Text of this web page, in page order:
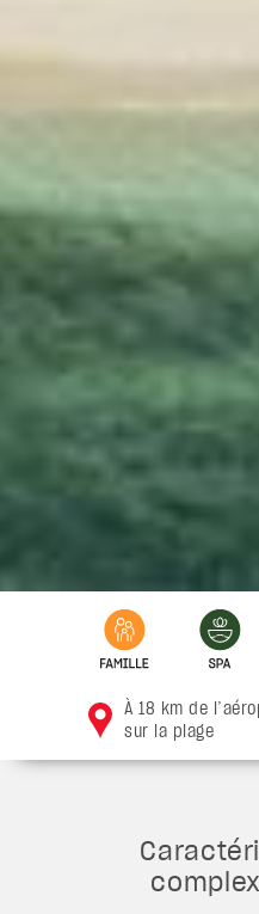
À 18 km de
sur la plage